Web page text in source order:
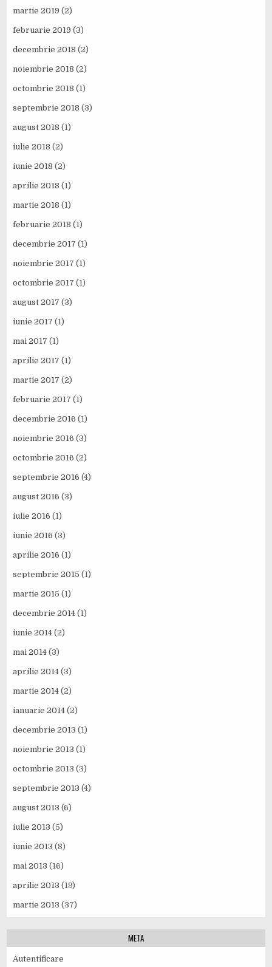
martie 2019 (2)
februarie 2019 (3)
decembrie 2018 (2)
noiembrie 2018 (2)
octombrie 2018 (1)
septembrie 2018 (3)
august 2018 (1)
iulie 2018 (2)
iunie 2018 (2)
aprilie 2018 (1)
martie 2018 (1)
februarie 2018 (1)
decembrie 2017 (1)
noiembrie 2017 (1)
octombrie 2017 (1)
august 2017 (3)
iunie 2017 (1)
mai 2017 (1)
aprilie 2017 (1)
martie 2017 (2)
februarie 2017 (1)
decembrie 2016 (1)
noiembrie 2016 (3)
octombrie 2016 (2)
septembrie 2016 (4)
august 2016 (3)
iulie 2016 (1)
iunie 2016 (3)
aprilie 2016 (1)
septembrie 2015 (1)
martie 2015 (1)
decembrie 2014 (1)
iunie 2014 (2)
mai 2014 (3)
aprilie 2014 (3)
martie 2014 (2)
ianuarie 2014 (2)
decembrie 2013 (1)
noiembrie 2013 (1)
octombrie 2013 (3)
septembrie 2013 (4)
august 2013 (6)
iulie 2013 (5)
iunie 2013 (8)
mai 2013 (16)
aprilie 2013 (19)
martie 2013 (37)
META
Autentificare